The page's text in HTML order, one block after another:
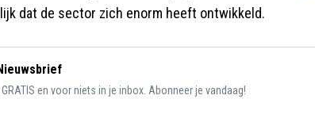
dat de sector zich enorm heeft ontwikkeld.
GRATIS en voor niets in je inbox. Abonneer je vandaag!